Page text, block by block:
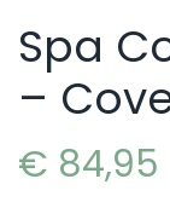
Spa
–
€ 84,95